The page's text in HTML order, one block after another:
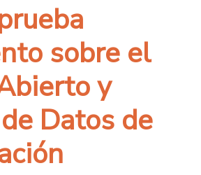
sobre el
y
Datos de